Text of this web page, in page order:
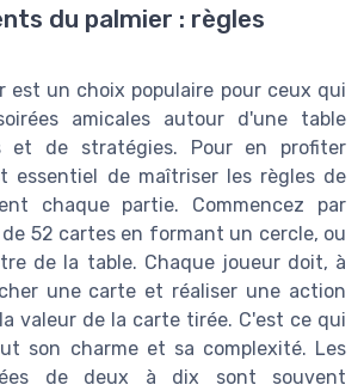
du palmier : règles
est un choix populaire pour ceux qui
amicales autour d'une table
et de stratégies. Pour en profiter
essentiel de maîtriser les règles de
chaque partie. Commencez par
52 cartes en formant un cercle, ou
de la table. Chaque joueur doit, à
une carte et réaliser une action
valeur de la carte tirée. C'est ce qui
son charme et sa complexité. Les
de deux à dix sont souvent